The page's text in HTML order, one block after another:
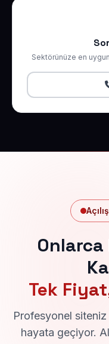
Sektörünüze en
Tek
Profesyonel
hayata geçiyor.